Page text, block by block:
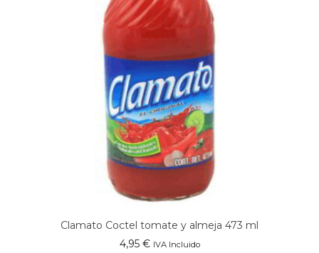
Clamato Coctel tomate y almeja 473 ml
4,95 € IVA Incluido